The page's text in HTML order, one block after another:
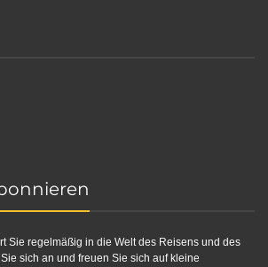
Sie regelmäßig in die Welt des Reisens und des
sich an und freuen Sie sich auf kleine